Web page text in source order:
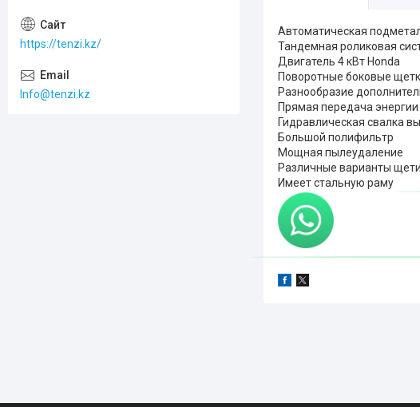
Автоматическая
Тандемная роликовая
Двигатель 4 кВт Honda
Поворотные боковые
Разнообразие
Прямая передача энергии
Гидравлическая свалка
Большой полифильтр
Мощная пылеудаление
Различные варианты
Имеет стальную раму
https://tenzi.kz/
Info@tenzi.kz